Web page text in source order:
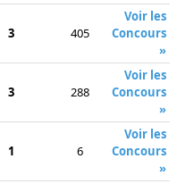
3 405
Voir les
Concours
»
3 288
Voir les
Concours
»
1 6
Voir les
Concours
»